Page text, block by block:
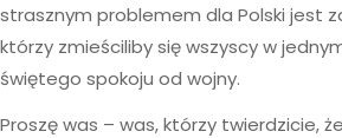
strasznym problemem dla Polski jest
którzy zmieściliby się wszyscy w
świętego spokoju od wojny.
Proszę was – was, którzy twierdzicie,